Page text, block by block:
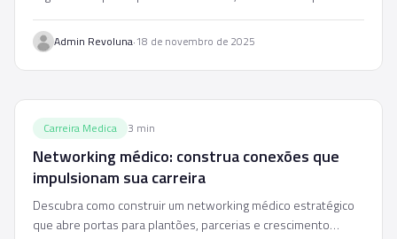
Admin Revoluna·18 de novembro de 2025
Carreira Medica 3 min
Networking médico: construa conexões que
impulsionam sua carreira
Descubra como construir um networking médico estratégico
que abre portas para plantões, parcerias e crescimento